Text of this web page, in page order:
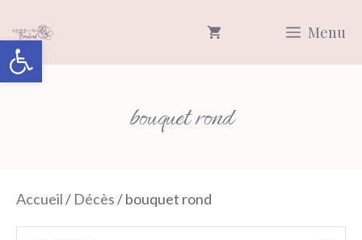
Ouvrir la barre d’outils
au
contenu
Menu
bouquet rond
Accueil/ Décès/ bouquet rond